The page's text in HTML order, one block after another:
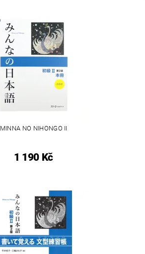
MINNA NO NIHONGO II
1 190 Kč